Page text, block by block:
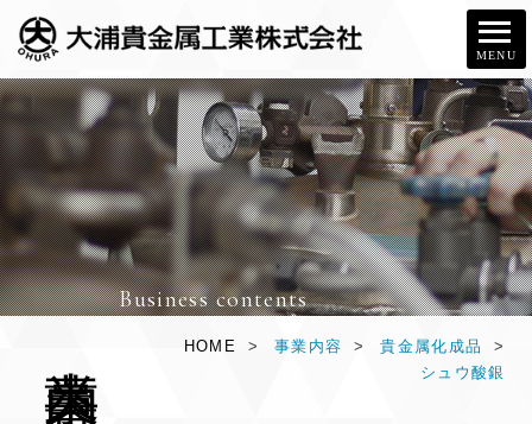
MENU
Business contents
HOME > 事業内容 > 貴金属化成品
>
シュウ酸銀